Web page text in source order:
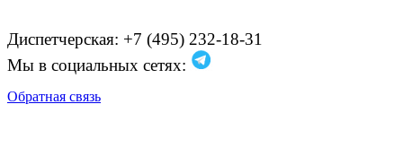
Диспетчерская: +7 (495) 232-18-31
Мы в социальных сетях:
Обратная связь